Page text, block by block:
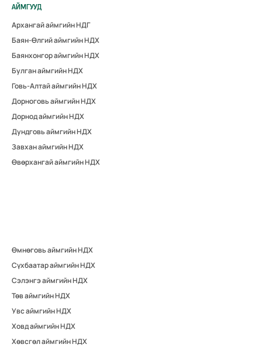
АЙМГУУД
Архангай аймгийн НДГ
Баян-Өлгий аймгийн НДХ
Баянхонгор аймгийн НДХ
Булган аймгийн НДХ
Говь-Алтай аймгийн НДХ
Дорноговь аймгийн НДХ
Дорнод аймгийн НДХ
Дундговь аймгийн НДХ
Завхан аймгийн НДХ
Өвөрхангай аймгийн НДХ
Өмнөговь аймгийн НДХ
Сүхбаатар аймгийн НДХ
Сэлэнгэ аймгийн НДХ
Төв аймгийн НДХ
Увс аймгийн НДХ
Ховд аймгийн НДХ
Хөвсгөл аймгийн НДХ